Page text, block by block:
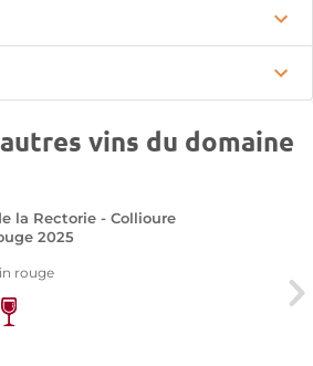
vins du domaine
la Rectorie - Collioure
2025
rouge